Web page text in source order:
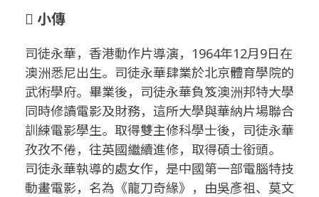
小傳
司徒永華，香港動作片導演，1964年12月9日在
澳洲悉尼出生。司徒永華肆業於北京體育學院的
武術學府。畢業後，司徒永華負笈澳洲邦特大學
同時修讀電影及財務，這所大學與華納片場聯合
訓練電影學生。取得雙主修科學士後，司徒永華
孜孜不倦，往英國繼續進修，取得碩士銜頭。
司徒永華執導的處女作，是中國第一部電腦特技
動畫電影，名為《龍刀奇緣》，由吳彥祖、莫文